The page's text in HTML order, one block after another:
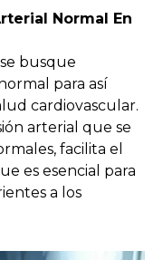
Normal En
busque
para así
cardiovascular.
arterial que se
facilita el
es esencial para
a los